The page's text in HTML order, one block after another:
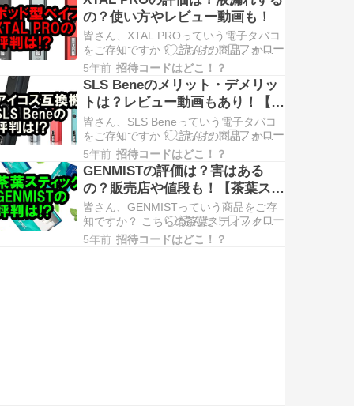
さん、チャリロトってご存知ですか？
こちら、全国の競輪・オートレースの車
券がネットで購入できるサービス…
の？使い方やレビュー動画も！
皆さん、XTAL PROっていう電子タバコ
をご存知ですか？ こちらの商品、かな
り人気みたいよ・・・！ というわけ
で、XTAL PROについてちょっと調べて
みました。 興味のある方は、ご覧くだ
さい！ XTAL PRO(エクスタルプロ)と
は？ XTAL PROとは、カートリッジに
リ…
5年前 招待コードはどこ！？
SLS Beneのメリット・デメリッ
トは？レビュー動画もあり！【ア
イコス互換機】
皆さん、SLS Beneっていう電子タバコ
をご存知ですか？ こちらの商品、かな
り売れてるみたいよ・・・！ というわ
けで、SLS Beneについてちょっと調べ
てみました。 興味のある方は、ご覧く
ださい！ SLS Bene(エスエルエス ベー
ネ)とは？ SLS Beneとは、アイコ…
5年前 招待コードはどこ！？
GENMISTの評価は？害はある
の？販売店や値段も！【茶葉ステ
ィック】
皆さん、GENMISTっていう商品をご存
知ですか？ こちらの茶葉スティック、
なかなか人気みたいよ・・・！ という
5年前 招待コードはどこ！？